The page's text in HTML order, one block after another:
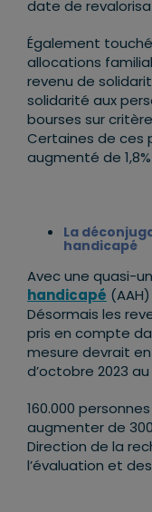
date de
Également
allocations
revenu de
solidarité aux
bourses sur
Certaines de ces
augmenté de
La
handicapé
Avec une quasi-
handicapé
Désormais les
pris en compte
mesure devrait
d’octobre 2023
160.000
augmenter de
Direction de la
l’évaluation et